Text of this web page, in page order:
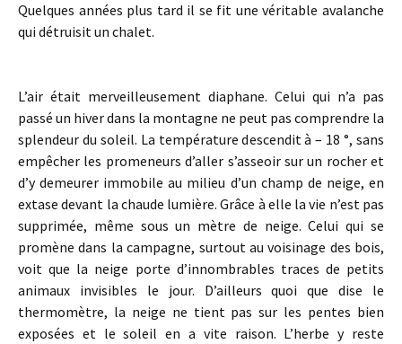
Quelques années plus tard il se fit une véritable avalanche
qui détruisit un chalet.
L’air était merveilleusement diaphane. Celui qui n’a pas
passé un hiver dans la montagne ne peut pas comprendre la
splendeur du soleil. La température descendit à – 18 °, sans
empêcher les promeneurs d’aller s’asseoir sur un rocher et
d’y demeurer immobile au milieu d’un champ de neige, en
extase devant la chaude lumière. Grâce à elle la vie n’est pas
supprimée, même sous un mètre de neige. Celui qui se
promène dans la campagne, surtout au voisinage des bois,
voit que la neige porte d’innombrables traces de petits
animaux invisibles le jour. D’ailleurs quoi que dise le
thermomètre, la neige ne tient pas sur les pentes bien
exposées et le soleil en a vite raison. L’herbe y reste